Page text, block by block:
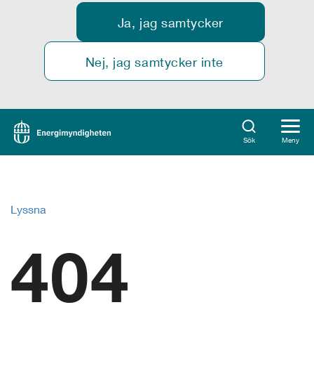
Ja, jag samtycker
Nej, jag samtycker inte
Sök Meny
Lyssna
404